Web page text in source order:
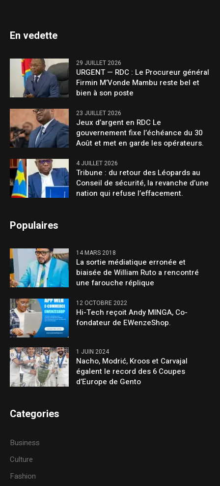
En vedette
29 JUILLET 2026
URGENT — RDC : Le Procureur général
Firmin M’Vonde Mambu reste bel et
bien à son poste
23 JUILLET 2026
Jeux d’argent en RDC Le
gouvernement fixe l’échéance du 30
Août et met en garde les opérateurs.
4 JUILLET 2026
Tribune : du retour des Léopards au
Conseil de sécurité, la revanche d’une
nation qui refuse l’effacement.
Populaires
14 MARS 2018
La sortie médiatique erronée et
biaisée de William Ruto a rencontré
une farouche réplique
12 OCTOBRE 2022
Hi-Tech reçoit Andy MINGA, Co-
fondateur de EWenzeShop.
1 JUIN 2024
Nacho, Modrić, Kroos et Carvajal
égalent le record des 6 Coupes
d’Europe de Gento
Categories
Business
Culture
Fashion